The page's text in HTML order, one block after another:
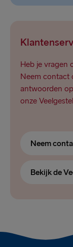
Heb je vragen
Neem contact
antwoorden
onze
Neem
Bekijk de